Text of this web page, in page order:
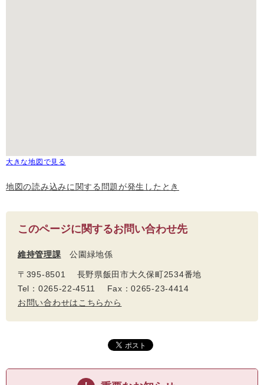
大きな地図で見る
地図の読み込みに関する問題が発生したとき
このページに関するお問い合わせ先
維持管理課 公園緑地係
〒395-8501 長野県飯田市大久保町2534番地
Tel：0265-22-4511 Fax：0265-23-4414
お問い合わせはこちらから